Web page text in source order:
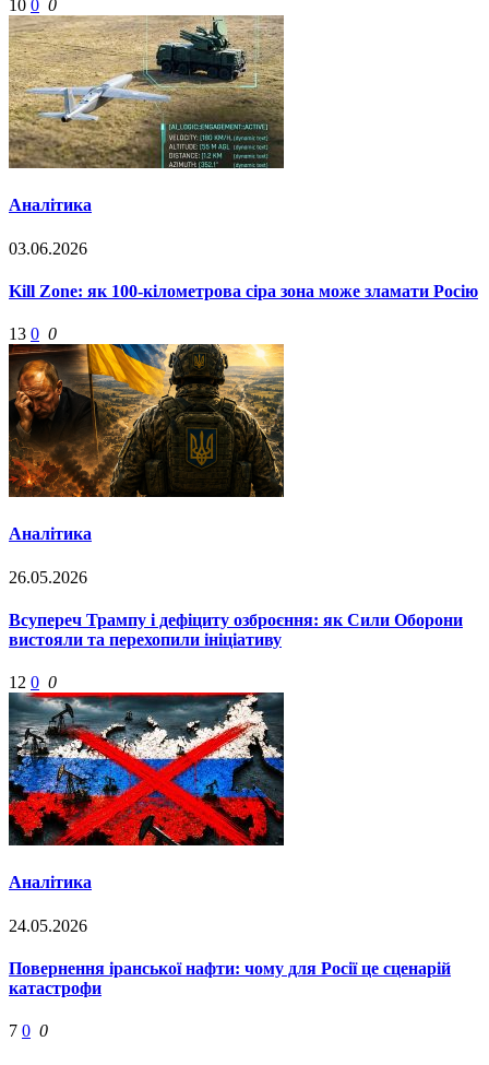
10 0 0
Аналітика
03.06.2026
Kill Zone: як 100-кілометрова сіра зона може зламати Росію
13 0 0
Аналітика
26.05.2026
Всупереч Трампу і дефіциту озброєння: як Сили Оборони
вистояли та перехопили ініціативу
12 0 0
Аналітика
24.05.2026
Повернення іранської нафти: чому для Росії це сценарій
катастрофи
7 0 0